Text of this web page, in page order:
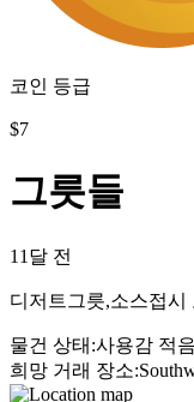
코인 등급
$7
그릇들
11달 전
디저트그릇,소스접시
물건 상태 :사용감 적음
희망 거래 장소: